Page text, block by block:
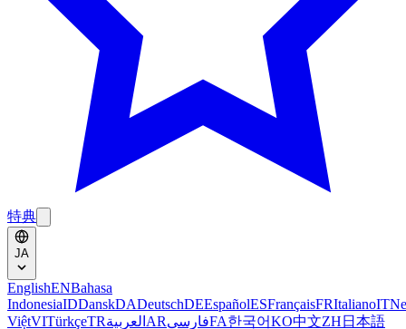
特典
JA
EnglishENBahasa
IndonesiaIDDanskDADeutschDEEspañolESFrançaisFRItalianoIT
ViệtVITürkçeTRالعربية ARفارسیFA한국어KO中文ZH 日本語